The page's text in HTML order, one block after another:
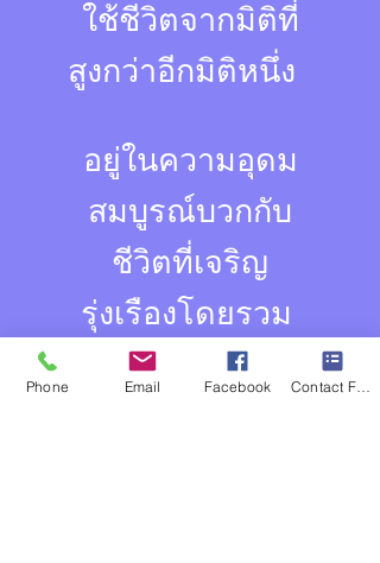
ใช้ชีวิตจากมิติที่
สูงกว่าอีกมิติหนึ่ง
อยู่ในความอุดม
สมบูรณ์บวกกับ
ชีวิตที่เจริญ
รุ่งเรืองโดยรวม
สถานะการไหล
Phone Email Facebook Contact Form